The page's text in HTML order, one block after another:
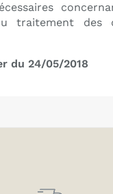
traitement des
du 24/05/2018